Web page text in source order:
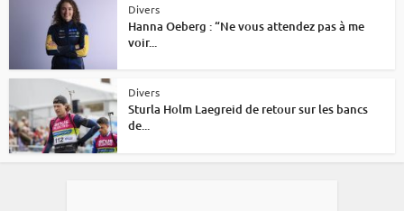
Divers
Hanna Oeberg : “Ne vous attendez pas à me
voir...
Divers
Sturla Holm Laegreid de retour sur les bancs
de...